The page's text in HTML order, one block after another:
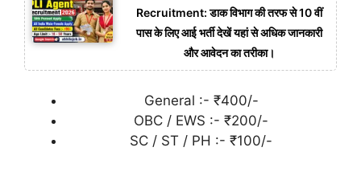
Recruitment: डाक विभाग की तरफ से 10 वीं
पास के लिए आई भर्ती देखें यहां से अधिक जानकारी
और आवेदन का तरीका।
General :- ₹400/-
OBC / EWS :- ₹200/-
SC / ST / PH :- ₹100/-